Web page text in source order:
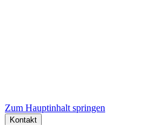
Zum Hauptinhalt springen
Kontakt